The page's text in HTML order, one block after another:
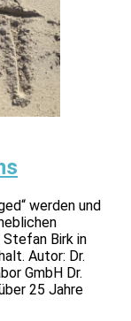
werden und
Birk in
Autor: Dr.
GmbH Dr.
25 Jahre